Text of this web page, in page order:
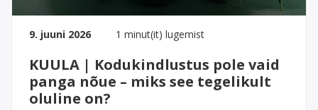
9. juuni 2026 1 minut(it) lugemist
KUULA | Kodukindlustus pole vaid
panga nõue – miks see tegelikult
oluline on?